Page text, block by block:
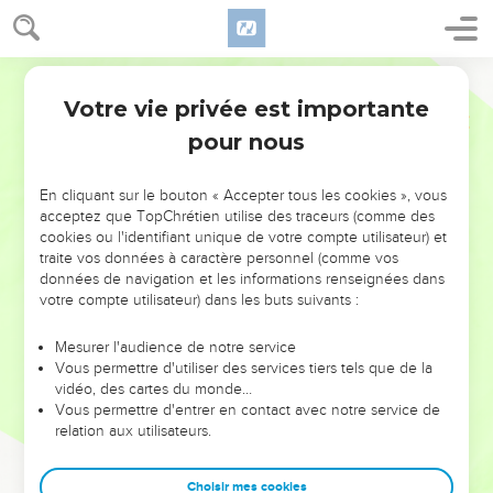
NE MANQUEZ PAS L’ÉVÉNEMENT
DE L’ANNÉE !
ET SI LEURS ERREURS POUVAIENT VOUS ÉVITER LES
VOTRES ?
leur foi ou leur vision. Mais on voit moins les doutes, les erreurs
et les saisons difficiles qu'ils ont traversés, alors même que ce
sont elles qui les ont façonnés.
Dans cette conférence, leaders, entrepreneurs, et responsables
clés pour avancer avec plus de sagesse afin que leurs erreurs
Votre vie privée est importante
pour nous
En cliquant sur le bouton « Accepter tous les cookies », vous
acceptez que TopChrétien utilise des traceurs (comme des
cookies ou l'identifiant unique de votre compte utilisateur) et
traite vos données à caractère personnel (comme vos
données de navigation et les informations renseignées dans
votre compte utilisateur) dans les buts suivants :
Mesurer l'audience de notre service
Vous permettre d'utiliser des services tiers tels que de la
vidéo, des cartes du monde…
Vous permettre d'entrer en contact avec notre service de
relation aux utilisateurs.
Choisir mes cookies